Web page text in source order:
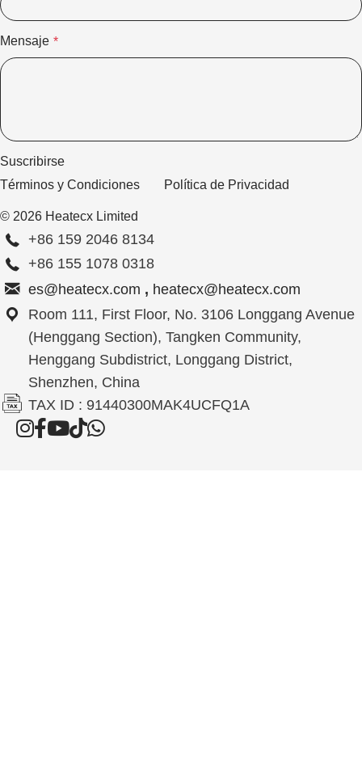
Mensaje *
Suscribirse
Términos y Condiciones
Política de Privacidad
© 2026 Heatecx Limited
+86 159 2046 8134
+86 155 1078 0318
es@heatecx.com , heatecx@heatecx.com
Room 111, First Floor, No. 3106 Longgang Avenue
(Henggang Section), Tangken Community,
Henggang Subdistrict, Longgang District,
Shenzhen, China
TAX ID : 91440300MAK4UCFQ1A